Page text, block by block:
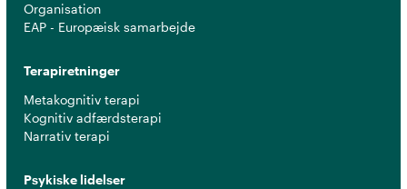
Organisation
EAP - Europæisk samarbejde
Terapiretninger
Metakognitiv terapi
Kognitiv adfærdsterapi
Narrativ terapi
Psykiske lidelser